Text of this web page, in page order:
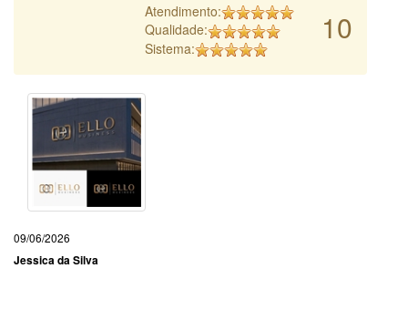
10
Atendimento:
Qualidade:
Sistema:
09/06/2026
Jessica da Silva